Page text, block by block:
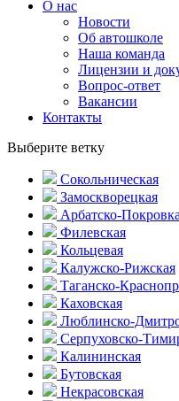
О нас
Новости
Об автошколе
Наша команда
Лицензии и
Вопрос-ответ
Вакансии
Контакты
Выберите ветку
Сокольническая
Замоскворецкая
Арбатско-
Филевская
Кольцевая
Калужско-Рижская
Таганско-
Каховская
Люблинско-
Серпуховско-
Калининская
Бутовская
Некрасовская